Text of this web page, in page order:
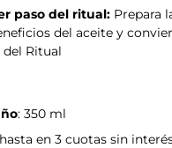
paso del ritual:Prepara
del aceite y
Ritual
: 350 ml
en 3 cuotas sin